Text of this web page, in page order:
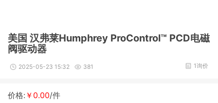
美国 汉弗莱Humphrey ProControl™ PCD电磁
阀驱动器
2025-05-23 15:32 381 1询价
价格: ￥0.00/件